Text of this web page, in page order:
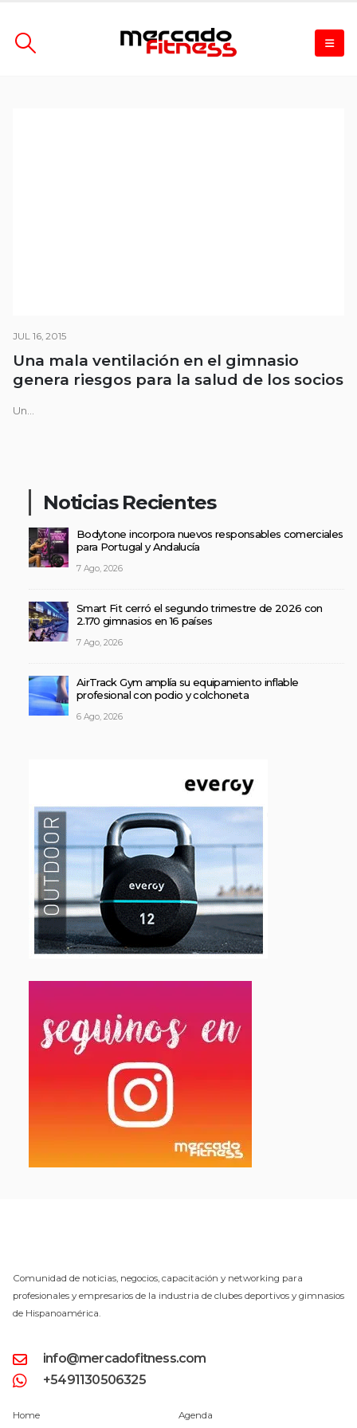
JUL 16, 2015
Una mala ventilación en el gimnasio
genera riesgos para la salud de los socios
Un...
Noticias Recientes
Bodytone incorpora nuevos responsables comerciales
para Portugal y Andalucía
7 Ago, 2026
Smart Fit cerró el segundo trimestre de 2026 con
2.170 gimnasios en 16 países
7 Ago, 2026
AirTrack Gym amplía su equipamiento inflable
profesional con podio y colchoneta
6 Ago, 2026
Comunidad de noticias, negocios, capacitación y networking para
profesionales y empresarios de la industria de clubes deportivos y gimnasios
de Hispanoamérica.
info@mercadofitness.com
+5491130506325
Home Agenda